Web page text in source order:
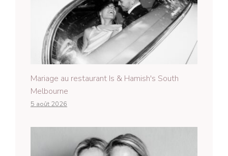
Mariage au restaurant Is & Hamish's South
Melbourne
5 août 2026